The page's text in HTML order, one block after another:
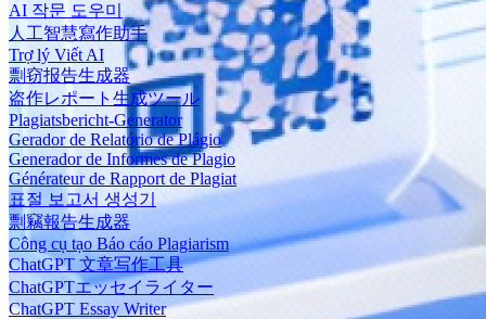
AI 작문 도우미
人工智慧寫作助手
Trợ lý Viết AI
剽窃报告生成器
盗作レポート生成ツール
Plagiatsbericht-Generator
Gerador de Relatório de Plágio
Generador de Informes de Plagio
Générateur de Rapport de Plagiat
표절 보고서 생성기
剽竊報告生成器
Công cụ tạo Báo cáo Plagiarism
ChatGPT 文章写作工具
ChatGPTエッセイライター
ChatGPT Essay Writer